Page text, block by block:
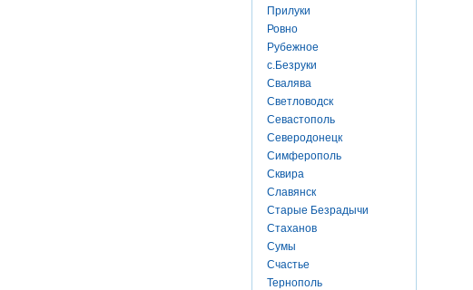
Прилуки
Ровно
Рубежное
с.Безруки
Свалява
Светловодск
Севастополь
Северодонецк
Симферополь
Сквира
Славянск
Старые Безрадычи
Стаханов
Сумы
Счастье
Тернополь